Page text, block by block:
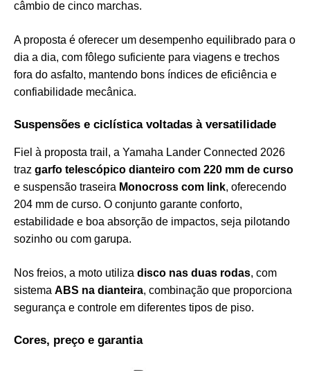
câmbio de cinco marchas.
A proposta é oferecer um desempenho equilibrado para o
dia a dia, com fôlego suficiente para viagens e trechos
fora do asfalto, mantendo bons índices de eficiência e
confiabilidade mecânica.
Suspensões e ciclística voltadas à versatilidade
Fiel à proposta trail, a Yamaha Lander Connected 2026
traz garfo telescópico dianteiro com 220 mm de curso
e suspensão traseira Monocross com link, oferecendo
204 mm de curso. O conjunto garante conforto,
estabilidade e boa absorção de impactos, seja pilotando
sozinho ou com garupa.
Nos freios, a moto utiliza disco nas duas rodas, com
sistema ABS na dianteira, combinação que proporciona
segurança e controle em diferentes tipos de piso.
Cores, preço e garantia